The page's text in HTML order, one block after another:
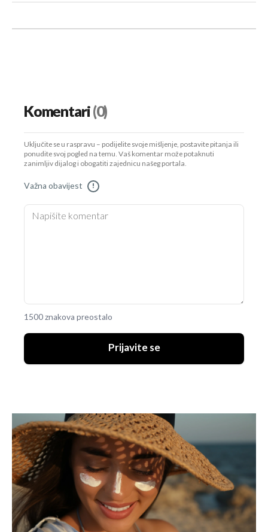
Komentari(0)
Uključite se u raspravu – podijelite svoje mišljenje, postavite pitanja ili
ponudite svoj pogled na temu. Vaš komentar može potaknuti
zanimljiv dijalog i obogatiti zajednicu našeg portala.
Važna obavijest !
1500 znakova preostalo
Prijavite se